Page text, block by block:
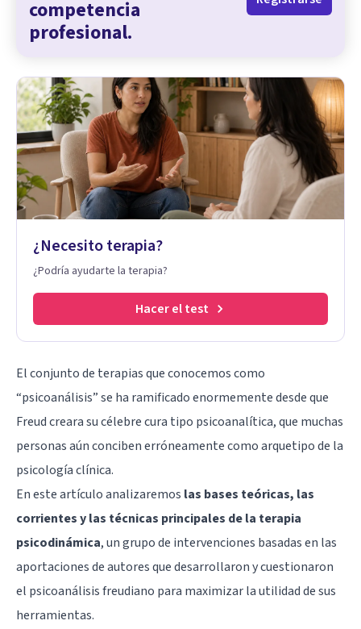
competencia
profesional.
¿Necesito terapia?
¿Podría ayudarte la terapia?
Hacer el test
El conjunto de terapias que conocemos como
“psicoanálisis” se ha ramificado enormemente desde que
Freud creara su célebre cura tipo psicoanalítica, que muchas
personas aún conciben erróneamente como arquetipo de la
psicología clínica.
En este artículo analizaremos las bases teóricas, las
corrientes y las técnicas principales de la terapia
psicodinámica, un grupo de intervenciones basadas en las
aportaciones de autores que desarrollaron y cuestionaron
el psicoanálisis freudiano para maximizar la utilidad de sus
herramientas.